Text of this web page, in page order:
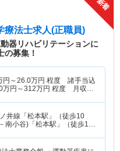
療法士求人(正職員)
器リハビリテーションに
の募集！
円～26.0万円 程度 諸手当込
万円～312万円 程度 月収
井線「松本駅」（徒歩10
南小谷)「松本駅」（徒歩10